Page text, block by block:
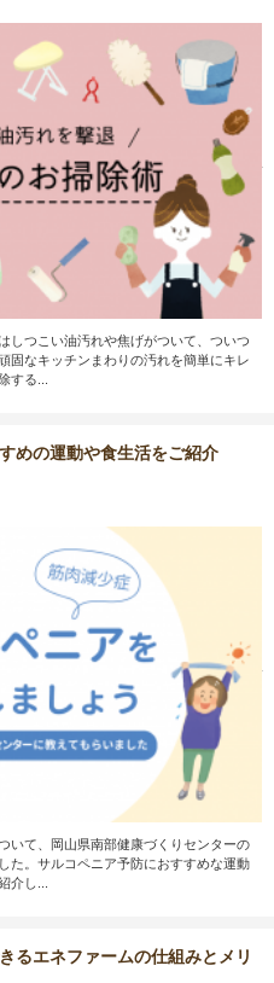
しつこい油汚れや焦げがついて、ついつ
固なキッチンまわりの汚れを簡単にキレ
する...
めの運動や食生活をご紹介
いて、岡山県南部健康づくりセンターの
た。サルコペニア予防におすすめな運動
介し...
るエネファームの仕組みとメリ